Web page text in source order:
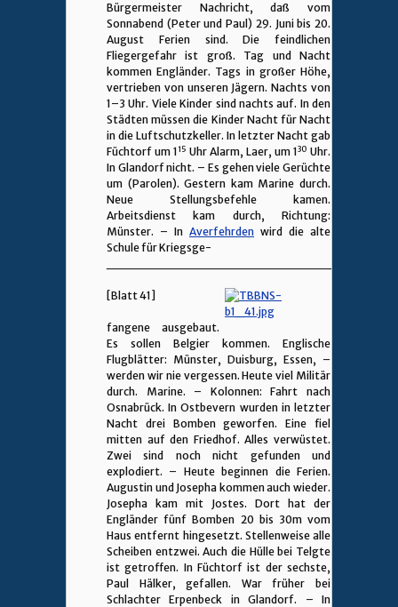
Bürgermeister Nachricht, daß vom
Sonnabend (Peter und Paul) 29. Juni bis 20.
August Ferien sind. Die feindlichen
Fliegergefahr ist groß. Tag und Nacht
kommen Engländer. Tags in großer Höhe,
vertrieben von unseren Jägern. Nachts von
1–3 Uhr. Viele Kinder sind nachts auf. In den
Städten müssen die Kinder Nacht für Nacht
in die Luftschutzkeller. In letzter Nacht gab
Füchtorf um 115 Uhr Alarm, Laer, um 130 Uhr.
In Glandorf nicht. – Es gehen viele Gerüchte
um (Parolen). Gestern kam Marine durch.
Neue Stellungsbefehle kamen.
Arbeitsdienst kam durch, Richtung:
Münster. – In Averfehrden wird die alte
Schule für Kriegsge-
[Blatt 41]
fangene ausgebaut.
Es sollen Belgier kommen. Englische
Flugblätter: Münster, Duisburg, Essen, –
werden wir nie vergessen. Heute viel Militär
durch. Marine. – Kolonnen: Fahrt nach
Osnabrück. In Ostbevern wurden in letzter
Nacht drei Bomben geworfen. Eine fiel
mitten auf den Friedhof. Alles verwüstet.
Zwei sind noch nicht gefunden und
explodiert. – Heute beginnen die Ferien.
Augustin und Josepha kommen auch wieder.
Josepha kam mit Jostes. Dort hat der
Engländer fünf Bomben 20 bis 30m vom
Haus entfernt hingesetzt. Stellenweise alle
Scheiben entzwei. Auch die Hülle bei Telgte
ist getroffen. In Füchtorf ist der sechste,
Paul Hälker, gefallen. War früher bei
Schlachter Erpenbeck in Glandorf. – In